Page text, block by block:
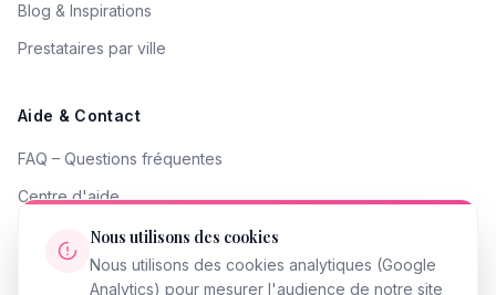
Blog & Inspirations
Prestataires par ville
Aide & Contact
FAQ – Questions fréquentes
Centre d'aide
Contacter le support
Signaler un problème
Nous utilisons des cookies
Nous utilisons des cookies analytiques (Google
Analytics) pour mesurer l'audience de notre site